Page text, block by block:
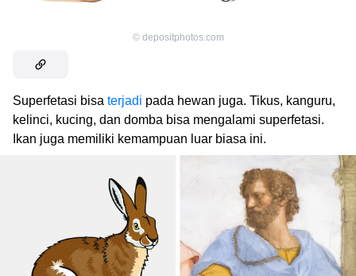
© depositphotos.com
Superfetasi bisa terjadi pada hewan juga. Tikus, kanguru,
kelinci, kucing, dan domba bisa mengalami superfetasi.
Ikan juga memiliki kemampuan luar biasa ini.